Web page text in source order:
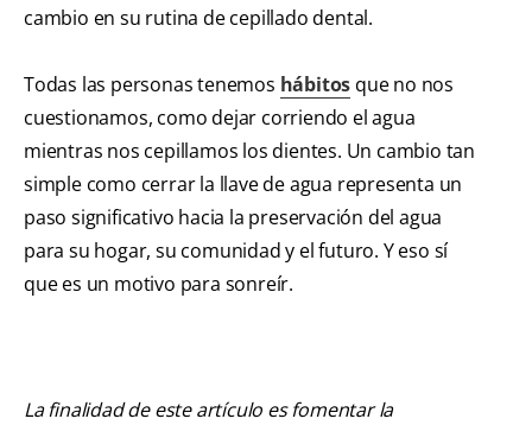
cambio en su rutina de cepillado dental.
Todas las personas tenemos hábitos que no nos
cuestionamos, como dejar corriendo el agua
mientras nos cepillamos los dientes. Un cambio tan
simple como cerrar la llave de agua representa un
paso significativo hacia la preservación del agua
para su hogar, su comunidad y el futuro. Y eso sí
que es un motivo para sonreír.
La finalidad de este artículo es fomentar la